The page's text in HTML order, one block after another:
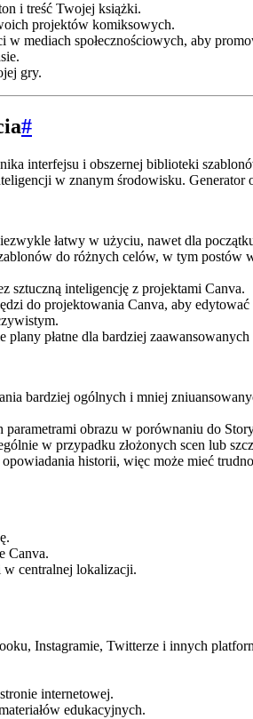
i treść Twojej książki.
projektów komiksowych.
mediach społecznościowych, aby
gry.
#
interfejsu i obszernej biblioteki
w znanym środowisku.
łatwy w użyciu, nawet dla
do różnych celów, w tym postów
sztuczną inteligencję z projektami Canva.
do projektowania Canva, aby
płatne dla bardziej
bardziej ogólnych i mniej
obrazu w porównaniu do
w przypadku złożonych scen lub
historii, więc może mieć
Canva.
centralnej lokalizacji.
Instagramie, Twitterze i innych
internetowej.
edukacyjnych.